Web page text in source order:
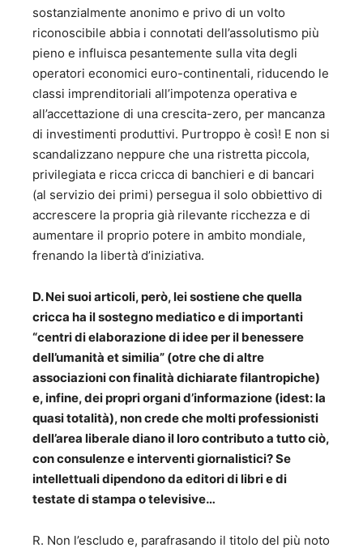
sostanzialmente anonimo e privo di un volto
riconoscibile abbia i connotati dell’assolutismo più
pieno e influisca pesantemente sulla vita degli
operatori economici euro-continentali, riducendo le
classi imprenditoriali all’impotenza operativa e
all’accettazione di una crescita-zero, per mancanza
di investimenti produttivi. Purtroppo è così! E non si
scandalizzano neppure che una ristretta piccola,
privilegiata e ricca cricca di banchieri e di bancari
(al servizio dei primi) persegua il solo obbiettivo di
accrescere la propria già rilevante ricchezza e di
aumentare il proprio potere in ambito mondiale,
frenando la libertà d’iniziativa.
D. Nei suoi articoli, però, lei sostiene che quella
cricca ha il sostegno mediatico e di importanti
“centri di elaborazione di idee per il benessere
dell’umanità et similia” (otre che di altre
associazioni con finalità dichiarate filantropiche)
e, infine, dei propri organi d’informazione (idest: la
quasi totalità), non crede che molti professionisti
dell’area liberale diano il loro contributo a tutto ciò,
con consulenze e interventi giornalistici? Se
intellettuali dipendono da editori di libri e di
testate di stampa o televisive…
R. Non l’escludo e, parafrasando il titolo del più noto